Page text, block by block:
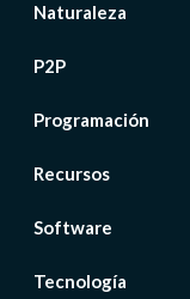
Naturaleza
P2P
Programación
Recursos
Software
Tecnología